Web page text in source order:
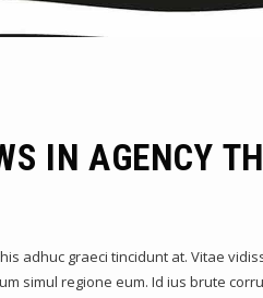
IN AGENCY
adhuc graeci tincidunt at. Vitae
simul regione eum. Id ius brute